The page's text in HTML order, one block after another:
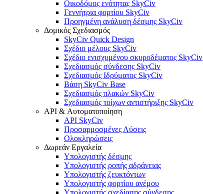
Οικοδόμος ενότητας SkyCiv
Γεννήτρια φορτίου SkyCiv
Προηγμένη ανάλυση δέσμης SkyCiv
Δομικός Σχεδιασμός
SkyCiv Quick Design
Σχέδιο μέλους SkyCiv
Σχέδιο ενισχυμένου σκυροδέματος SkyCiv
Σχεδιασμός σύνδεσης SkyCiv
Σχεδιασμός Ιδρύματος SkyCiv
Βάση SkyCiv Base
Σχεδιασμός πλακών SkyCiv
Σχεδιασμός τοίχων αντιστήριξης SkyCiv
API & Αυτοματοποίηση
API SkyCiv
Προσαρμοσμένες Λύσεις
Ολοκληρώσεις
Δωρεάν Εργαλεία
Υπολογιστής δέσμης
Υπολογιστής ροπής αδράνειας
Υπολογιστής ζευκτόντων
Υπολογιστής φορτίου ανέμου
Υπολογιστής σχεδίασης σύνδεσης